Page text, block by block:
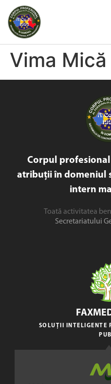
Vima Mică
Corpul
atribuții în domeniul
intern
Toată activitatea
Secretariatului
SOLUȚII INTELIGENTE